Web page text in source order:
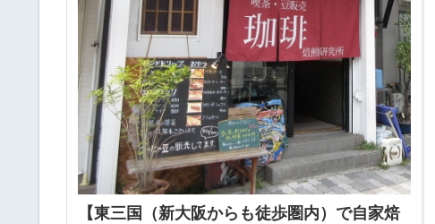
【東三国（新大阪からも徒歩圏内）で自家焙